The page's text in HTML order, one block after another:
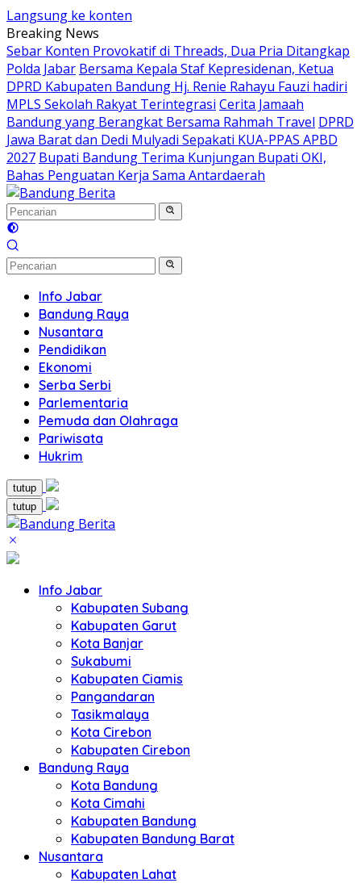
Langsung ke konten
Breaking News
Sebar Konten Provokatif di Threads, Dua Pria Ditangkap
Polda Jabar Bersama Kepala Staf Kepresidenan, Ketua
DPRD Kabupaten Bandung Hj. Renie Rahayu Fauzi hadiri
MPLS Sekolah Rakyat Terintegrasi Cerita Jamaah
Bandung yang Berangkat Bersama Rahmah Travel DPRD
Jawa Barat dan Dedi Mulyadi Sepakati KUA-PPAS APBD
2027 Bupati Bandung Terima Kunjungan Bupati OKI,
Bahas Penguatan Kerja Sama Antardaerah
Info Jabar
Bandung Raya
Nusantara
Pendidikan
Ekonomi
Serba Serbi
Parlementaria
Pemuda dan Olahraga
Pariwisata
Hukrim
tutup
tutup
Info Jabar
Kabupaten Subang
Kabupaten Garut
Kota Banjar
Sukabumi
Kabupaten Ciamis
Pangandaran
Tasikmalaya
Kota Cirebon
Kabupaten Cirebon
Bandung Raya
Kota Bandung
Kota Cimahi
Kabupaten Bandung
Kabupaten Bandung Barat
Nusantara
Kabupaten Lahat